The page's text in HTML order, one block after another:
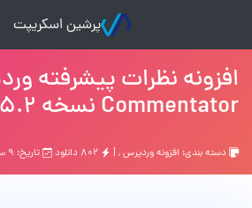
پرشین اسکریپت
افزونه نظرات پیشرفته
Commentator نسخه 2.5.2
دسته بندی: افزونه وردپرس, | تاریخ: ۹ سال قبل